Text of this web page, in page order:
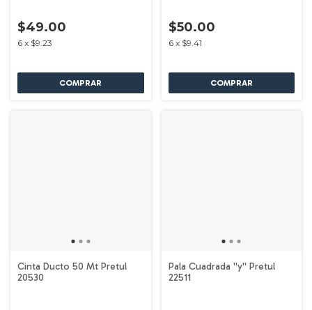
$49.00
6 x $9.23
$50.00
6 x $9.41
Cinta Ducto 50 Mt Pretul
20530
Pala Cuadrada ''y'' Pretul
22511